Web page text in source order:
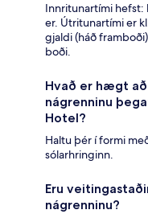
Innritunartími hefst:
er. Útritunartími er
gjaldi (háð
boði.
Hvað er hægt
nágrenninu
Hotel?
Haltu þér í formi
sólarhringinn.
Eru
nágrenninu?